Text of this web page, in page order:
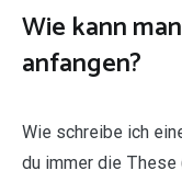
Wie kann
anfangen?
Wie schreibe ich
du immer die These